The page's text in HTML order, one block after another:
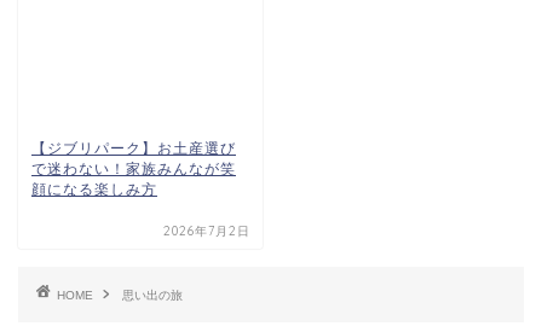
【ジブリパーク】お土産選び
で迷わない！家族みんなが笑
顔になる楽しみ方
2026年7月2日
HOME 思い出の旅